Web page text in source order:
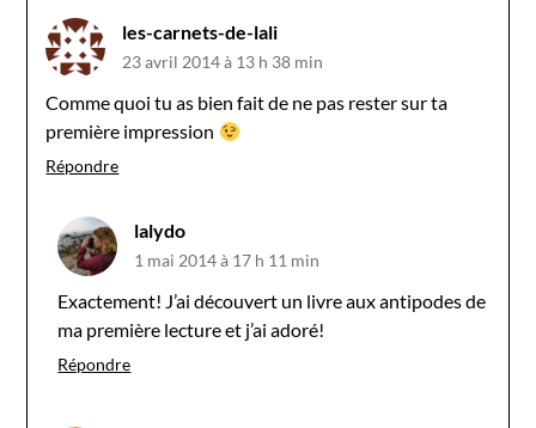
les-carnets-de-lali
23 avril 2014 à 13 h 38 min
Comme quoi tu as bien fait de ne pas rester sur ta
première impression
Répondre
lalydo
1 mai 2014 à 17 h 11 min
Exactement! J’ai découvert un livre aux antipodes de
ma première lecture et j’ai adoré!
Répondre